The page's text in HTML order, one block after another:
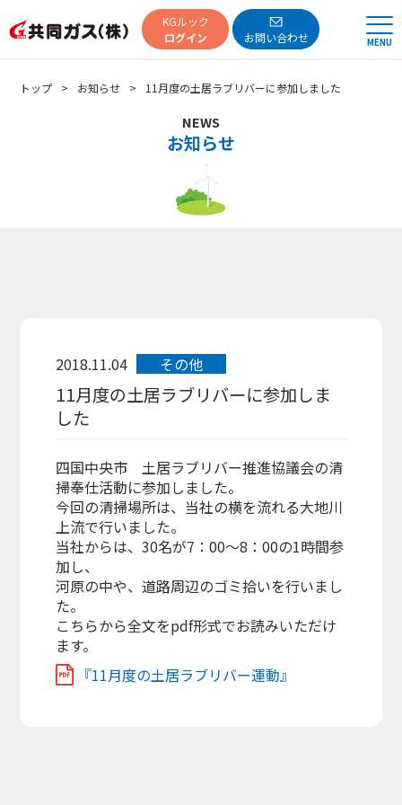
共同ガスKGルック
ログイン
お問い合わせ MENU
トップ お知らせ 11月度の土居ラブリバーに参加しました
NEWS
お知らせ
2018.11.04 その他
11月度の土居ラブリバーに参加しま
した
四国中央市 土居ラブリバー推進協議会の清
掃奉仕活動に参加しました。
今回の清掃場所は、当社の横を流れる大地川
上流で行いました。
当社からは、30名が7：00～8：00の1時間参
加し、
河原の中や、道路周辺のゴミ拾いを行いまし
た。
こちらから全文をpdf形式でお読みいただけ
ます。
『11月度の土居ラブリバー運動』